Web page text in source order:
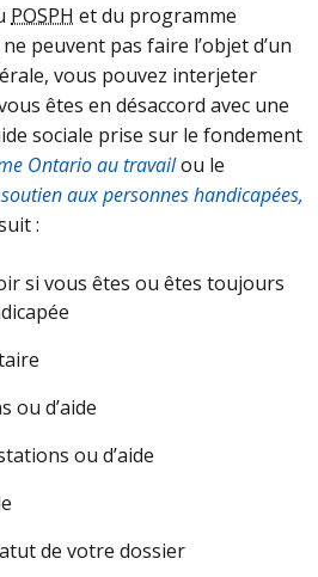
POSPH et du programme
ne peuvent pas faire l’objet d’un
vous pouvez interjeter
êtes en désaccord avec une
sociale prise sur le fondement
Ontario au travailou le
aux personnes handicapées,
:
si vous êtes ou êtes toujours
ou d’aide
ou d’aide
de votre dossier